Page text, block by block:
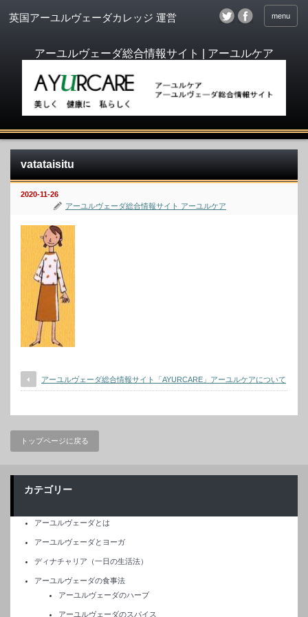
menu
英国アーユルヴェーダカレッジ 運営
vatataisitu
2020-11-26
アーユルヴェーダ総合情報サイト アーユルケア
アーユルヴェーダ総合情報サイト「AYURCARE」アーユルケアについて
トップページに戻る
カテゴリー
アーユルヴェーダとは
アーユルヴェーダとヨーガ
ディナチャリア（一日の生活法）
アーユルヴェーダの食事法
アーユルヴェーダのハーブ
アーユルヴェーダのスパイス